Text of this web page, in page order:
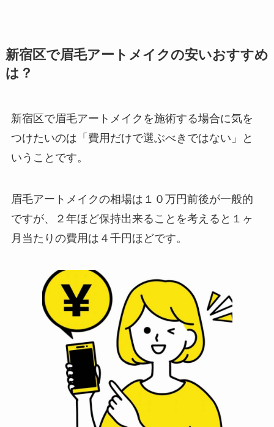
新宿区で眉毛アートメイクの安いおすすめ
は？
新宿区で眉毛アートメイクを施術する場合に気を
つけたいのは 「費用だけで選ぶべきではない」と
いうことです。
眉毛アートメイクの相場は１０万円前後が一般的
ですが、２年ほど保持出来ることを考えると１ヶ
月当たりの費用は４千円ほどです。